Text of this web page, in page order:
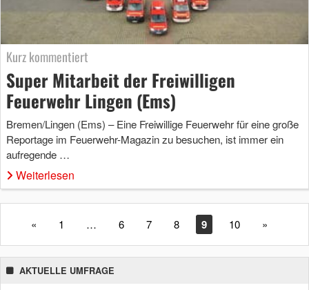
Kurz kommentiert
Super Mitarbeit der Freiwilligen
Feuerwehr Lingen (Ems)
Bremen/Lingen (Ems) – Eine Freiwillige Feuerwehr für eine große
Reportage im Feuerwehr-Magazin zu besuchen, ist immer ein
aufregende …
Weiterlesen
« 1 … 6 7 8 9 10 »
AKTUELLE UMFRAGE